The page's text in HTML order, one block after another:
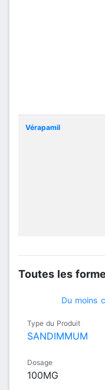
Vérapamil
Toutes les
Du moins
Type du Produit
SANDIMMUM
Dosage
100MG